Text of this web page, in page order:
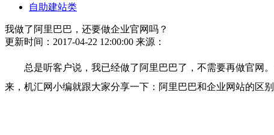
自助建站类
我做了阿里巴巴，还要做企业官网吗？
更新时间：2017-04-22 12:00:00 来源：
总是听客户说，我已经做了阿里巴巴了，不需要再做官网
来， 机汇网小编就跟大家分享一下：阿里巴巴和企业网站的区